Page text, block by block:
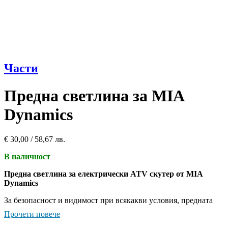
Части
Предна светлина за MIA
Dynamics
€ 30,00 / 58,67 лв.
В наличност
Предна светлина за електрически ATV скутер от MIA
Dynamics
За безопасност и видимост при всякакви условия, предната
светлина от MIA Dynamics е идеалният аксесоар за вашия
скутер. Със своето ярко осветление и издръжлива конструкция,
Прочети повече